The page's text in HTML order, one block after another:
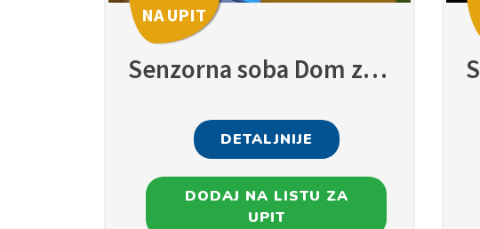
NA UPIT
Senzorna soba Dom zdravlja Rogatica
DETALJNIJE
DODAJ NA LISTU ZA
UPIT